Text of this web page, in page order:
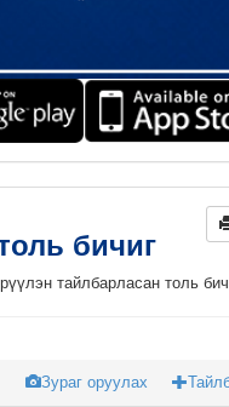
бичиг
тайлбарласан толь
Зураг оруулах